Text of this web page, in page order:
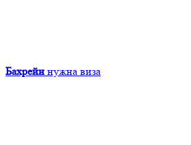
Бахрейн нужна виза